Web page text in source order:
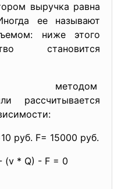
выручка равна
ее называют
ниже этого
становится
методом
рассчитывается
руб. F= 15000 руб.
(v * Q) - F = 0